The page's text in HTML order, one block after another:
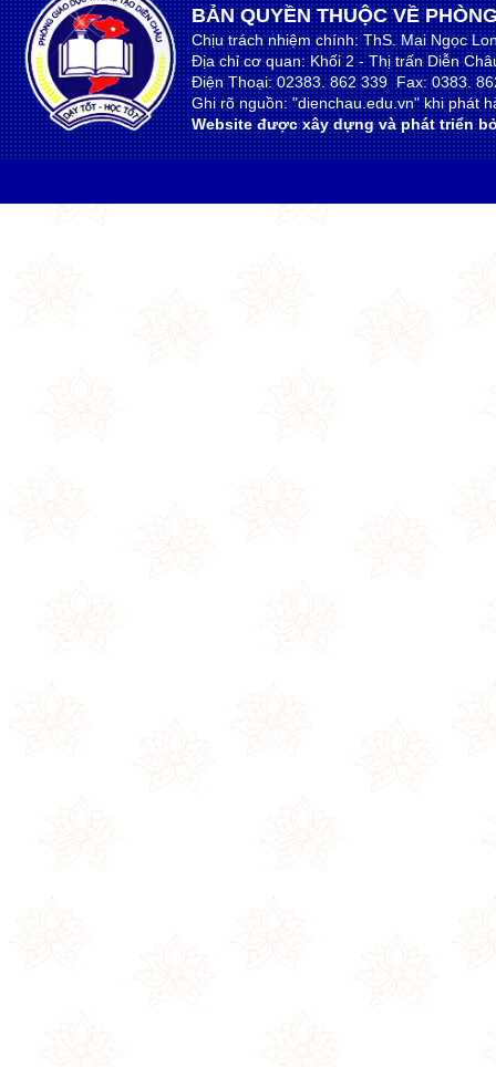
BẢN QUYỀN THUỘC VỀ
Chịu trách nhiệm chính: ThS. Mai Ngọc
Địa chỉ cơ quan: Khối 2 - Thị trấn Diễn
Điện Thoại: 02383. 862 339 Fax: 0383.
Ghi rõ nguồn: "dienchau.edu.vn" khi phát
Website được xây dựng và phát triển